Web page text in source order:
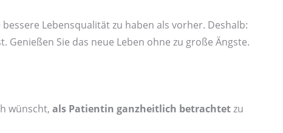
Lebens­qualität zu haben als vorher. Deshalb:
Genießen Sie das neue Leben ohne zu große Ängste.
wünscht, als Patientin ganzheitlich betrachtetzu